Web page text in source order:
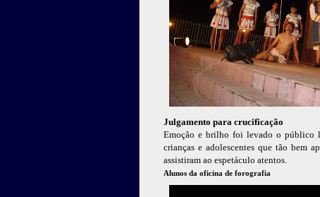
Julgamento para crucificação
Emoção e brilho foi levado o público
crianças e adolescentes que tão bem
assistiram ao espetáculo atentos.
Alunos da oficina de forografia